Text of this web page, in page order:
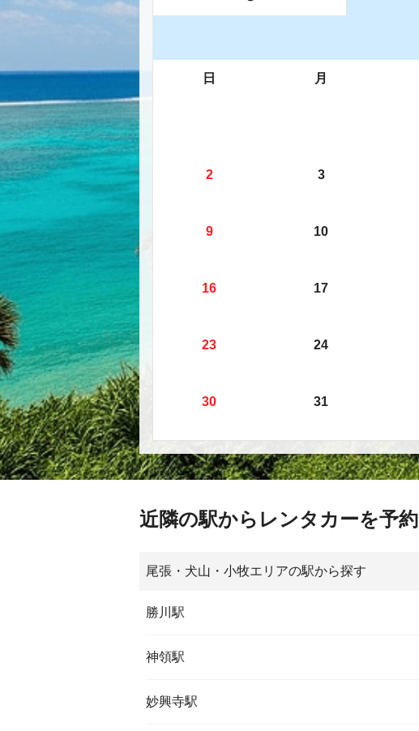
日 月
2 3
9 10
16 17
23 24
30 31
近隣の駅からレンタカーを予約
尾張・犬山・小牧エリアの駅から探す
勝川駅
神領駅
妙興寺駅